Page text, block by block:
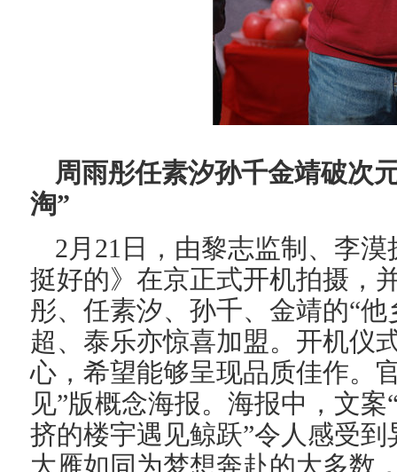
周雨彤任素汐孙千金靖破次
淘”
2月21日，由黎志监制、李
挺好的》在京正式开机拍摄，
彤、任素汐、孙千、金靖的“
超、泰乐亦惊喜加盟。开机仪
心，希望能够呈现品质佳作。
见”版概念海报。海报中，文
挤的楼宇遇见鲸跃”令人感受
大雁如同为梦想奔赴的大多数